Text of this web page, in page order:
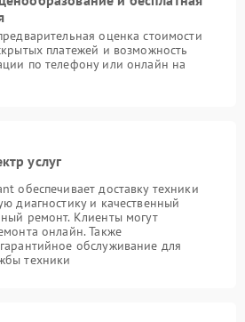
оценка стоимости
платежей и возможность
по телефону или онлайн на
услуг
обеспечивает доставку техники
диагностику и качественный
ремонт. Клиенты могут
онлайн. Также
обслуживание для
техники